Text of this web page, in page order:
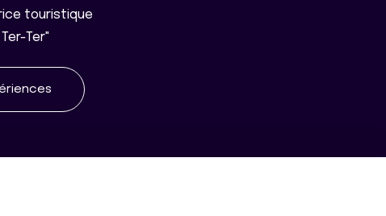
touristique
Ter"